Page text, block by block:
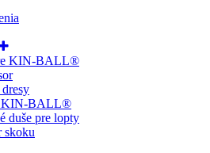
KIN-BALL®
KIN-BALL®
duše pre lopty
skoku